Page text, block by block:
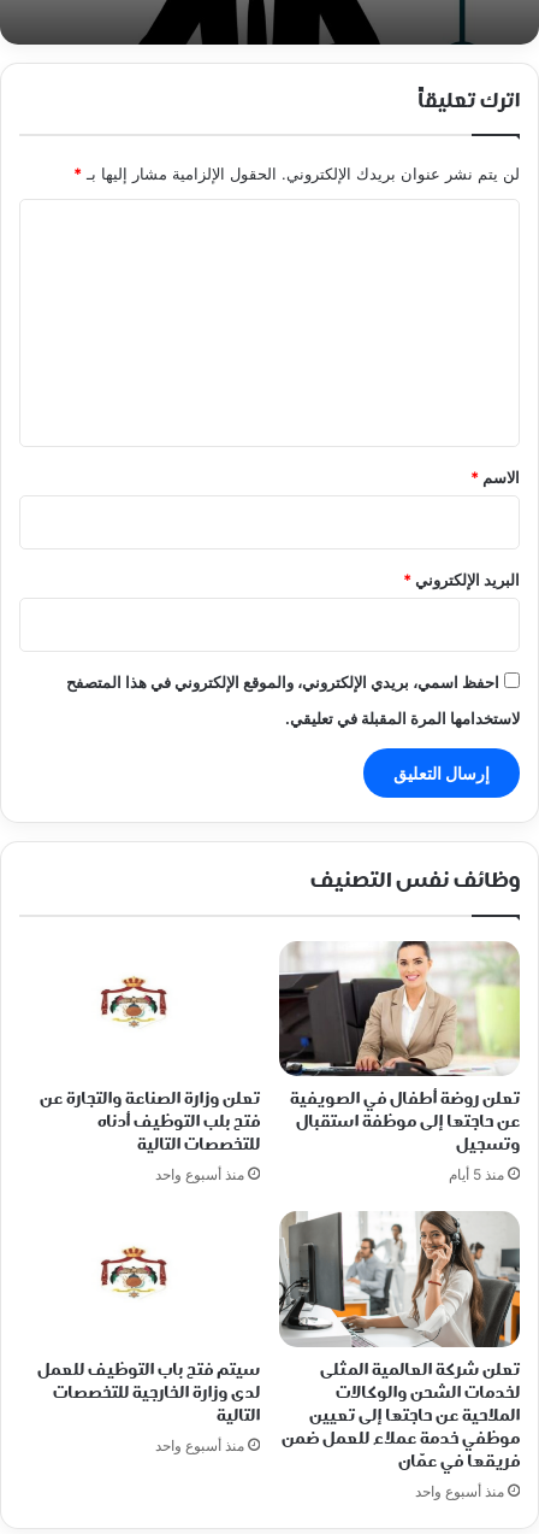
اترك تعليقاً
لن يتم نشر عنوان بريدك الإلكتروني. الحقول الإلزامية مشار إليها بـ *
*
الاسم *
البريد الإلكتروني*
احفظ اسمي، بريدي الإلكتروني، والموقع الإلكتروني في هذا المتصفح
لاستخدامها المرة المقبلة في تعليقي.
وظائف نفس التصنيف
تعلن روضة أطفال في الصويفية
عن حاجتها إلى موظفة استقبال
وتسجيل
منذ 5 أيام
تعلن وزارة الصناعة والتجارة عن
فتح بلب التوظيف أدناه
للتخصصات التالية
منذ أسبوع واحد
تعلن شركة العالمية المثلى
لخدمات الشحن والوكالات
الملاحية عن حاجتها إلى تعيين
موظفي خدمة عملاء للعمل ضمن
فريقها في عمّان
منذ أسبوع واحد
سيتم فتح باب التوظيف للعمل
لدى وزارة الخارجية للتخصصات
التالية
منذ أسبوع واحد